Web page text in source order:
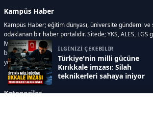
İLGİNİZİ ÇEKEBİLİR
Türkiye'nin milli gücüne
Kırıkkale imzası: Silah
teknikerleri sahaya iniyor
Kampüs Haber
Kampüs Haber; eğitim dünyası, üniversite gündemi ve
odaklanan bir haber portalıdır. Sitede; YKS, ALES, LGS
Milli Eğitim Bakanlığı gelişmeleri, üniversite
bilim ve teknoloji alanındaki yenilikler ile öğrenci
yer alır.
Kategoriler